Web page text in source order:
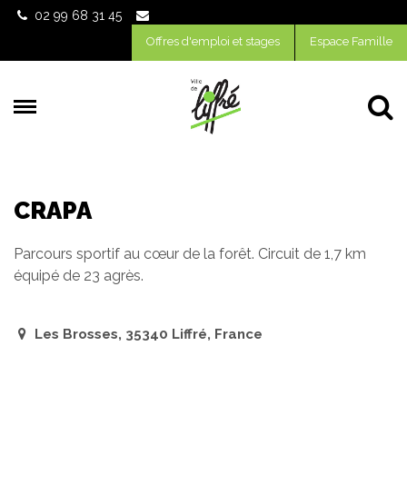
02 99 68 31 45
Offres d'emploi et stages Espace Famille
CRAPA
Parcours sportif au cœur de la forêt. Circuit de 1,7 km
équipé de 23 agrès.
Les Brosses, 35340 Liffré, France